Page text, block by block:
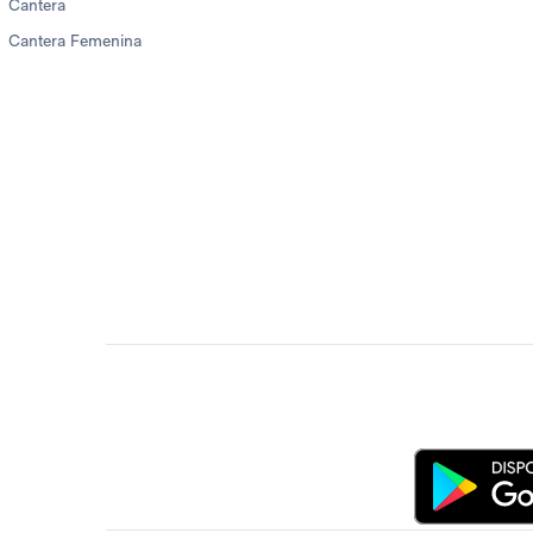
Cantera
Cantera Femenina